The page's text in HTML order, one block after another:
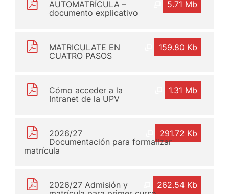
5.71 Mb
AUTOMATRÍCULA –
documento explicativo
159.80 Kb
MATRICULATE EN
CUATRO PASOS
1.31 Mb
Cómo acceder a la
Intranet de la UPV
291.72 Kb
2026/27
Documentación para formalizar
matrícula
262.54 Kb
2026/27 Admisión y